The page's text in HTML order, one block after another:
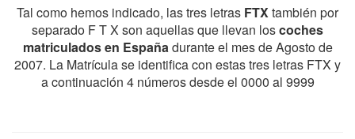
Tal como hemos indicado, las tres letras FTXtambién por
separado F T X son aquellas que llevan loscoches
matriculados en Españadurante el mes de Agosto de
2007. La Matrícula se identifica con estas tres letras FTX y
a continuación 4 números desde el 0000 al 9999